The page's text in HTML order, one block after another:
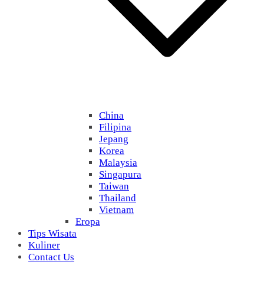
China
Filipina
Jepang
Korea
Malaysia
Singapura
Taiwan
Thailand
Vietnam
Eropa
Tips Wisata
Kuliner
Contact Us